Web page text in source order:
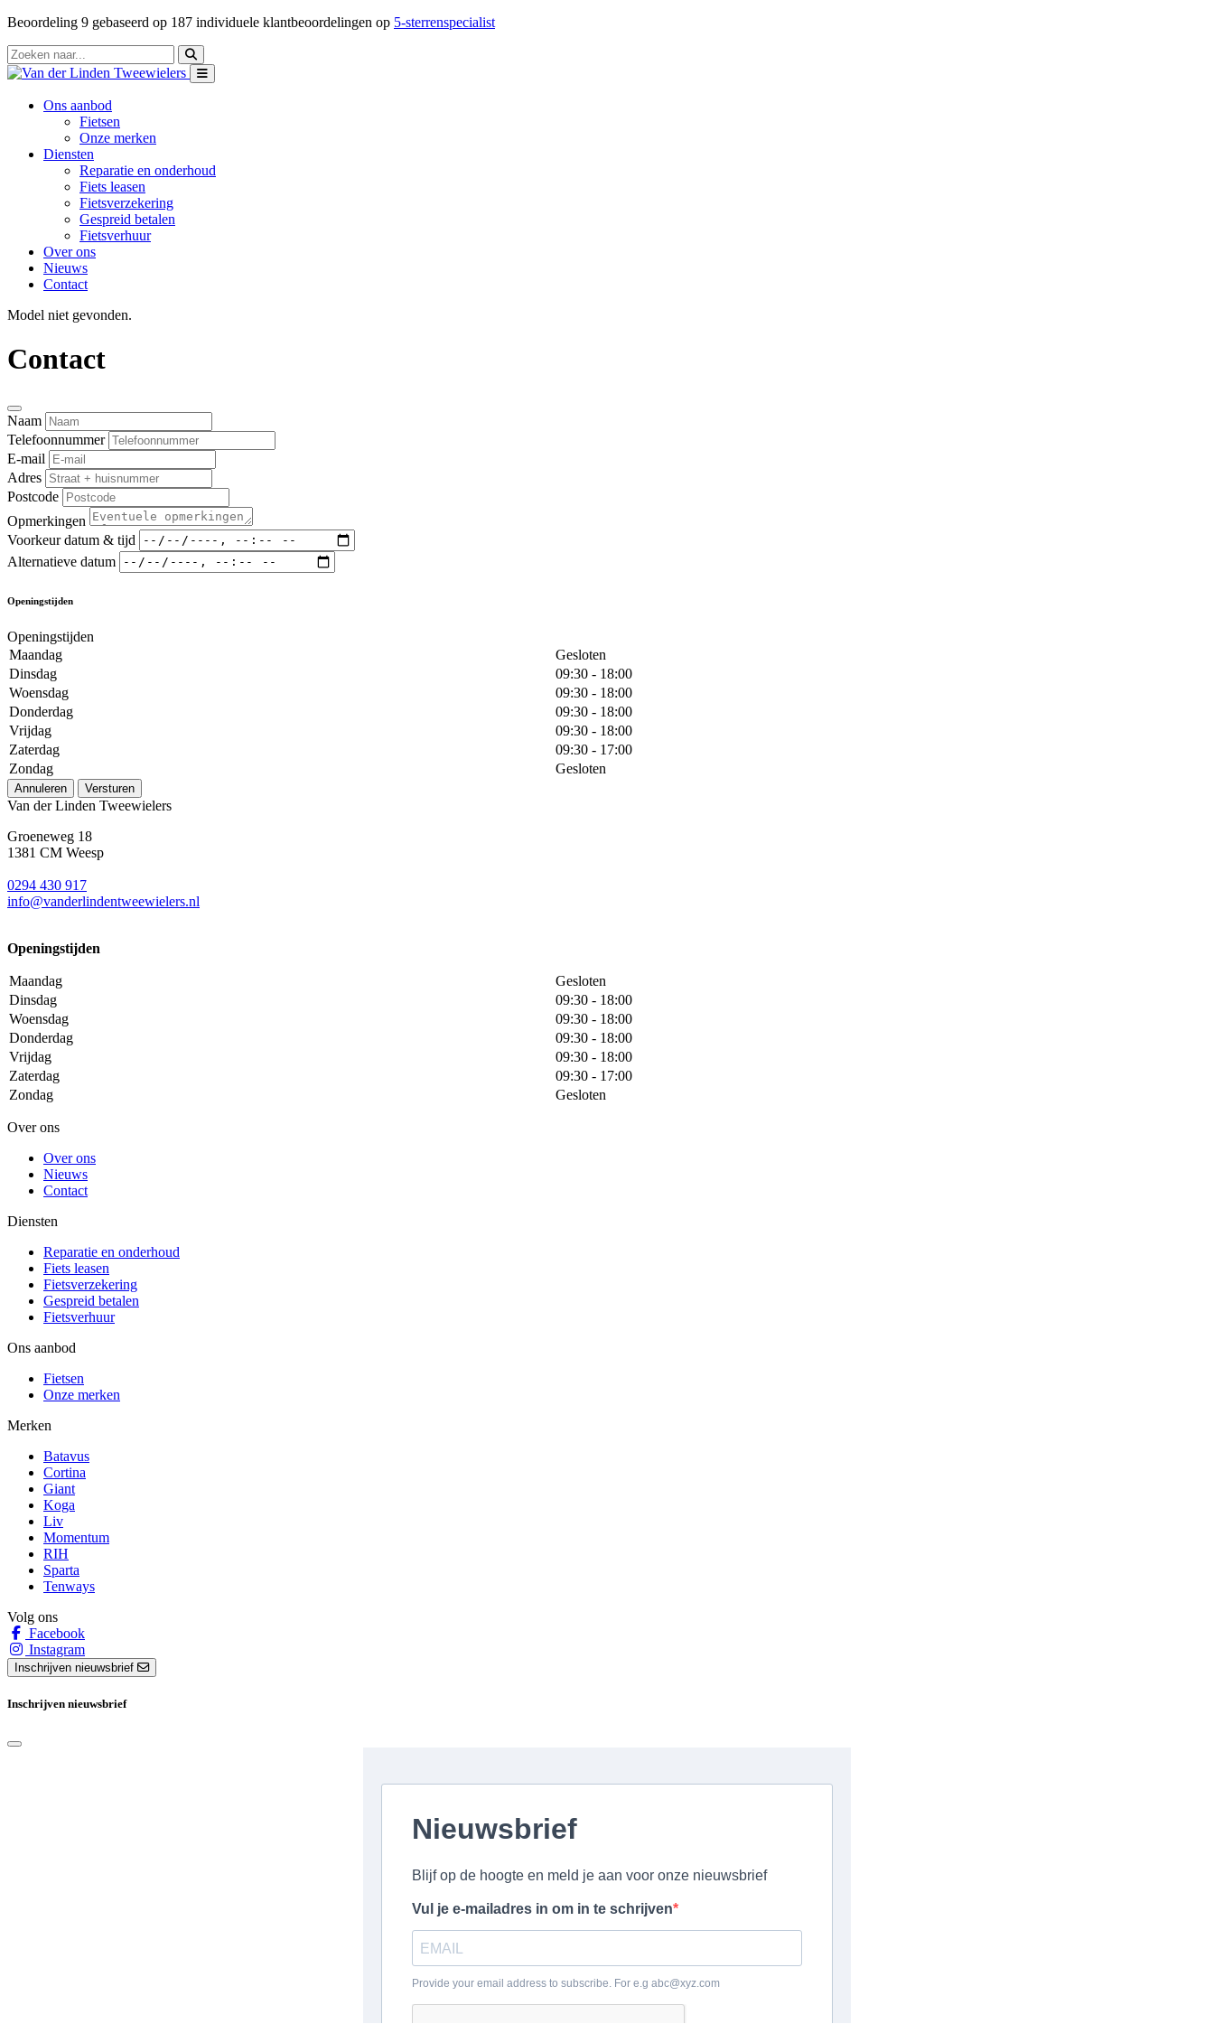
Beoordeling 9 gebaseerd op 187 individuele klantbeoordelingen op 5-sterrenspecialist
Ons aanbod
Fietsen
Onze merken
Diensten
Reparatie en onderhoud
Fiets leasen
Fietsverzekering
Gespreid betalen
Fietsverhuur
Over ons
Nieuws
Contact
Model niet gevonden.
Contact
Naam
Telefoonnummer
E-mail
Adres
Postcode
Opmerkingen
Voorkeur datum & tijd
Alternatieve datum
Openingstijden
Openingstijden
Maandag
Gesloten
Dinsdag
09:30 - 18:00
Woensdag
09:30 - 18:00
Donderdag
09:30 - 18:00
Vrijdag
09:30 - 18:00
Zaterdag
09:30 - 17:00
Zondag
Gesloten
Annuleren Versturen
Van der Linden Tweewielers
Groeneweg 18
1381 CM Weesp
0294 430 917
info@vanderlindentweewielers.nl
Openingstijden
Maandag
Gesloten
Dinsdag
09:30 - 18:00
Woensdag
09:30 - 18:00
Donderdag
09:30 - 18:00
Vrijdag
09:30 - 18:00
Zaterdag
09:30 - 17:00
Zondag
Gesloten
Over ons
Over ons
Nieuws
Contact
Diensten
Reparatie en onderhoud
Fiets leasen
Fietsverzekering
Gespreid betalen
Fietsverhuur
Ons aanbod
Fietsen
Onze merken
Merken
Batavus
Cortina
Giant
Koga
Liv
Momentum
RIH
Sparta
Tenways
Volg ons
Facebook
Instagram
Inschrijven nieuwsbrief
Inschrijven nieuwsbrief